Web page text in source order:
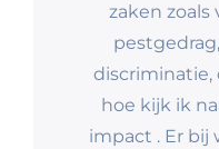
zaken zoals
discriminatie,
hoe kijk ik
impact . Er bij